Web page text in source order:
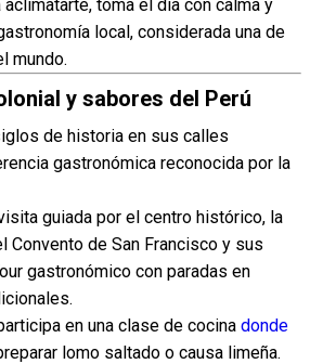
aclimatarte, toma el día con calma y
local, considerada una de
mundo.
y sabores del Perú
de historia en sus calles
gastronómica reconocida por la
guiada por el centro histórico, la
Convento de San Francisco y sus
gastronómico con paradas en
en una clase de cocina donde
lomo saltado o causa limeña.